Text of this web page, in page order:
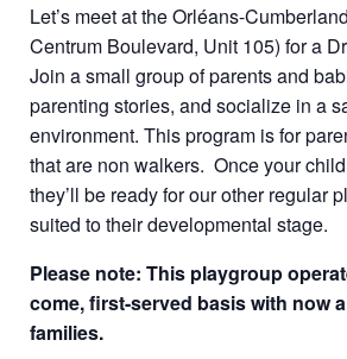
Let’s meet at the Orléans-
Centrum Boulevard, Unit 105) for a
Join a small group of parents and
parenting stories, and socialize in a
environment. This program is for
that are non walkers. Once your
they’ll be ready for our other regular
suited to their developmental stage.
Please note: This playgroup
come, first-served basis with now a
families.